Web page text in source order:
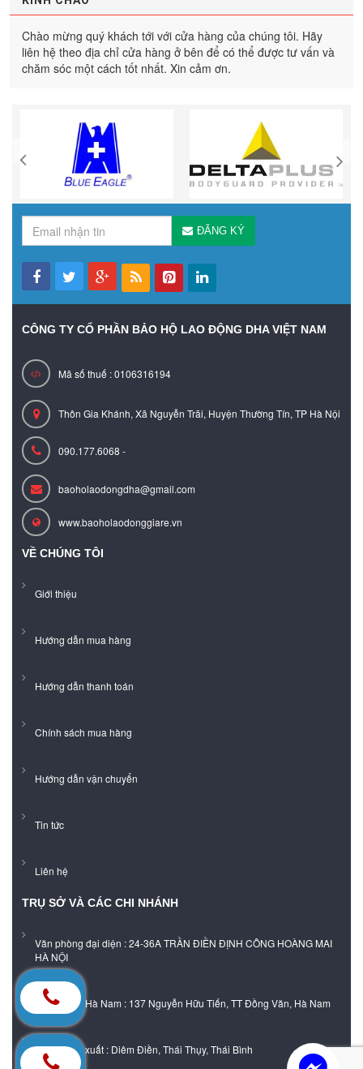
Chào mừng quý khách tới với cửa hàng của chúng tôi. Hãy
liên hệ theo địa chỉ cửa hàng ở bên để có thể được tư vấn và
chăm sóc một cách tốt nhất. Xin cảm ơn.
ĐĂNG KÝ
CÔNG TY CỔ PHẦN BẢO HỘ LAO ĐỘNG DHA VIỆT NAM
Mã số thuế : 0106316194
Thôn Gia Khánh, Xã Nguyễn Trãi, Huyện Thường Tín, TP Hà Nội
090.177.6068 -
baoholaodongdha@gmail.com
www.baoholaodonggiare.vn
VỀ CHÚNG TÔI
Giới thiệu
Hướng dẫn mua hàng
Hướng dẫn thanh toán
Chính sách mua hàng
Hướng dẫn vận chuyển
Tin tức
Liên hệ
TRỤ SỞ VÀ CÁC CHI NHÁNH
Văn phòng đại diện : 24-36A TRẦN ĐIỀN ĐỊNH CÔNG HOÀNG MAI
HÀ NỘI
Showroom Hà Nam : 137 Nguyễn Hữu Tiến, TT Đồng Văn, Hà Nam
Xưởng sản xuất : Diêm Điền, Thái Thụy, Thái Bình